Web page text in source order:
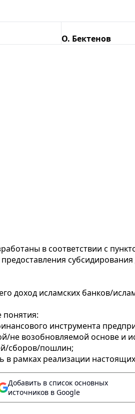
О. Бектенов
в соответствии с
доход исламских банков/
инструмента
не возобновляемой основе и
сборов/пошлин;
рамках реализации
Добавить в список основных
источников в Google